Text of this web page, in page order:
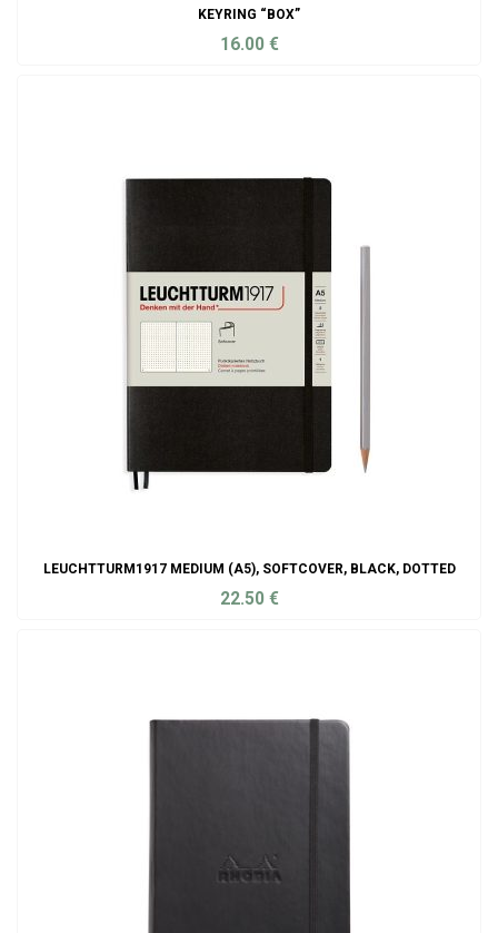
KEYRING “BOX”
16.00 €
LEUCHTTURM1917 MEDIUM (A5), SOFTCOVER, BLACK, DOTTED
22.50 €